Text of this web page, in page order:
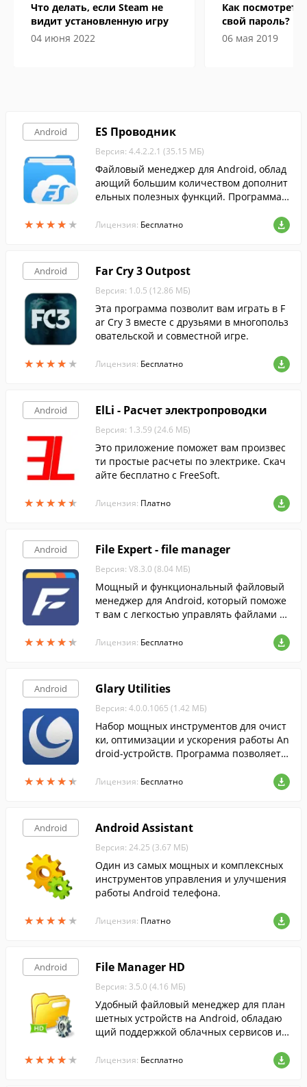
Что делать, если Steam не
видит установленную игру
04 июня 2022
Как посмотреть
свой пароль?
06 мая 2019
Android
★★★★ ★
★★★★ ★
ES Проводник
Версия: 4.4.2.2.1 (35.15 МБ)
Файловый менеджер для Android, облад
ающий большим количеством дополнит
ельных полезных функций. Программа
так и для сетевого использования.
Лицензия: Бесплатно
Android
★★★★ ★
★★★★ ★
Far Cry 3 Outpost
Версия: 1.0.5 (12.86 МБ)
Эта программа позволит вам играть в F
ar Cry 3 вместе с друзьями в многопольз
овательской и совместной игре.
Лицензия: Бесплатно
Android
★★★★★
★★★★★
ElLi - Расчет электропроводки
Версия: 1.3.59 (24.6 МБ)
Это приложение поможет вам произвес
ти простые расчеты по электрике. Скач
айте бесплатно с FreeSoft.
Лицензия: Платно
Android
★★★★★
★★★★★
File Expert - file manager
Версия: V8.3.0 (8.04 МБ)
Мощный и функциональный файловый
менеджер для Android, который поможе
т вам с легкостью управлять файлами н
аке. Программа обладает удобным поль
зовательским интерфейсом и позволяет
нкции на домашнюю страницу.
Лицензия: Бесплатно
Android
★★★★★
★★★★★
Glary Utilities
Версия: 4.0.0.1065 (1.42 МБ)
Набор мощных инструментов для очист
ки, оптимизации и ускорения работы An
droid-устройств. Программа позволяет о
в автоматическом режиме.
Лицензия: Бесплатно
Android
★★★★ ★
★★★★ ★
Android Assistant
Версия: 24.25 (3.67 МБ)
Один из самых мощных и комплексных
инструментов управления и улучшения
работы Android телефона.
Лицензия: Платно
Android
★★★★★
★★★★★
File Manager HD
Версия: 3.5.0 (4.16 МБ)
Удобный файловый менеджер для план
шетных устройств на Android, обладаю
щий поддержкой облачных сервисов и F
Лицензия: Бесплатно